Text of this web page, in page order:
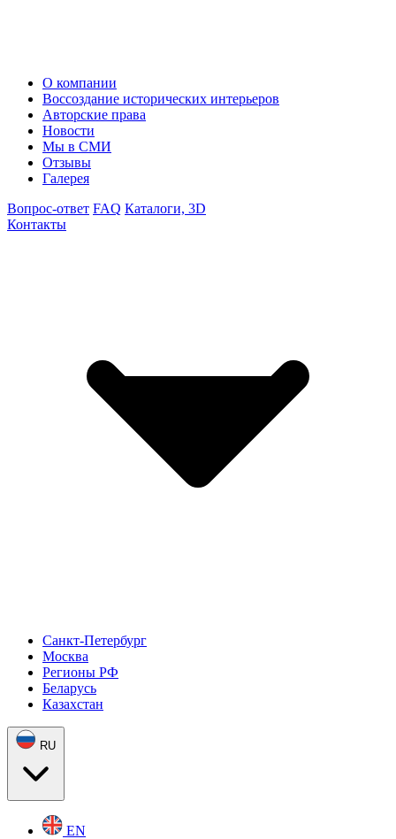
О компании
Воссоздание исторических интерьеров
Авторские права
Новости
Мы в СМИ
Отзывы
Галерея
Вопрос-ответ FAQ Каталоги, 3D
Контакты
Санкт-Петербург
Москва
Регионы РФ
Беларусь
Казахстан
RU
EN